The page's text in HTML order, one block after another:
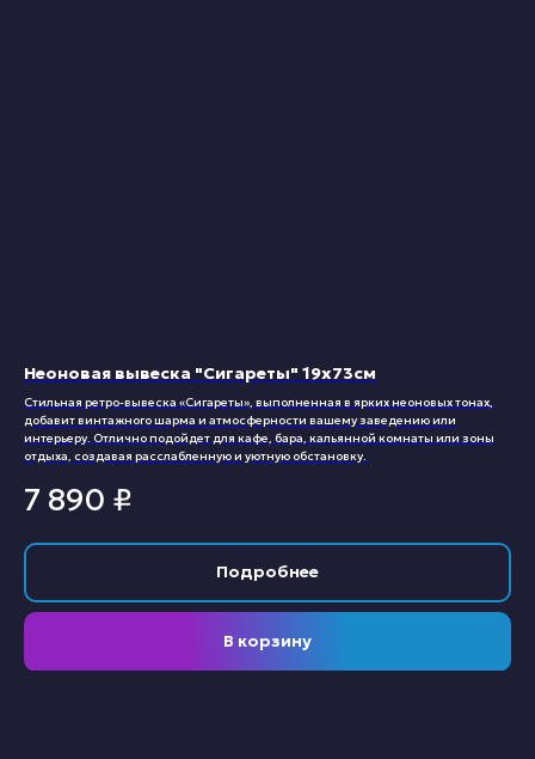
Неоновая вывеска "Сигареты" 19х73см
Стильная ретро-вывеска «Сигареты», выполненная в ярких неоновых тонах,
добавит винтажного шарма и атмосферности вашему заведению или
интерьеру. Отлично подойдет для кафе, бара, кальянной комнаты или зоны
отдыха, создавая расслабленную и уютную обстановку.
7 890 ₽
Подробнее
В корзину